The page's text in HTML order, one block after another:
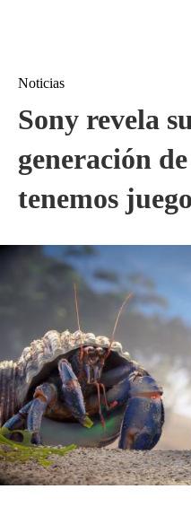
Noticias
Sony revela
generación
tenemos